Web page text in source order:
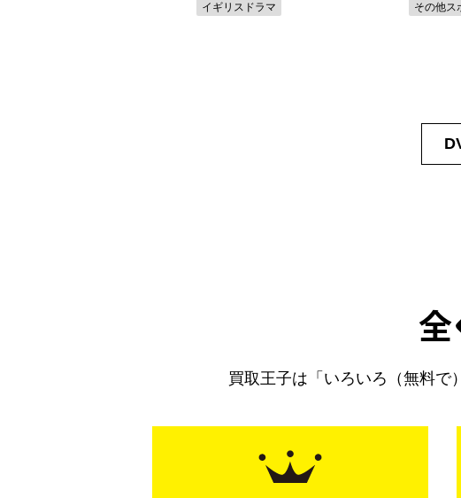
イギリスドラマ その他ス
全
買取王子は「いろいろ（無料で